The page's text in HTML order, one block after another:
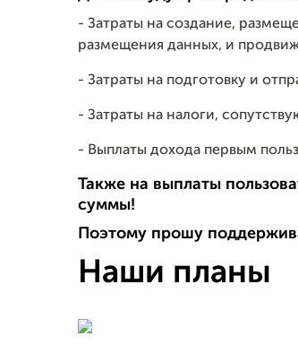
- Затраты на создание,
размещения данных, и
- Затраты на подготовку и
- Затраты на налоги,
- Выплаты дохода первым
Также на выплаты
суммы!
Поэтому прошу
Наши планы